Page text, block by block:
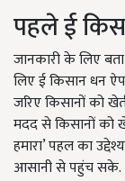
पहले ई
जानकारी के लिए
लिए ई किसान धन
जरिए किसानों को
मदद से किसानों को
हमारा’ पहल का
आसानी से पहुंच सके.